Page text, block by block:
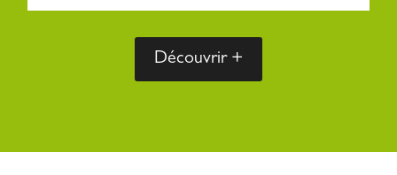
Découvrir +